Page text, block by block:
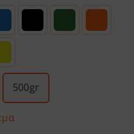
500gr